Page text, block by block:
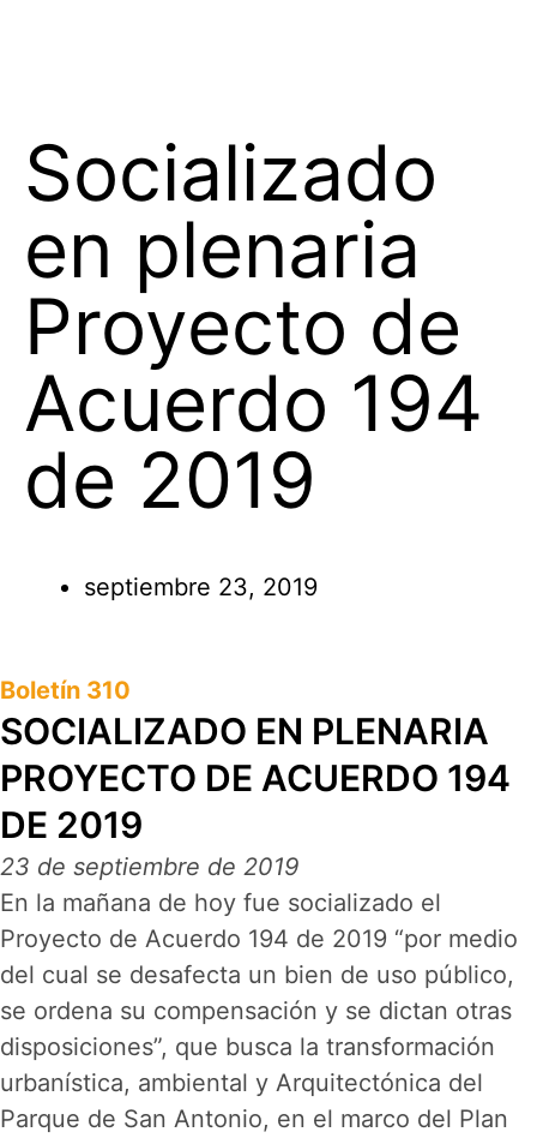
Socializado
en plenaria
Proyecto de
Acuerdo 194
de 2019
septiembre 23, 2019
Boletín 310
SOCIALIZADO EN PLENARIA
PROYECTO DE ACUERDO 194
DE 2019
23 de septiembre de 2019
En la mañana de hoy fue socializado el
Proyecto de Acuerdo 194 de 2019 “por medio
del cual se desafecta un bien de uso público,
se ordena su compensación y se dictan otras
disposiciones”, que busca la transformación
urbanística, ambiental y Arquitectónica del
Parque de San Antonio, en el marco del Plan